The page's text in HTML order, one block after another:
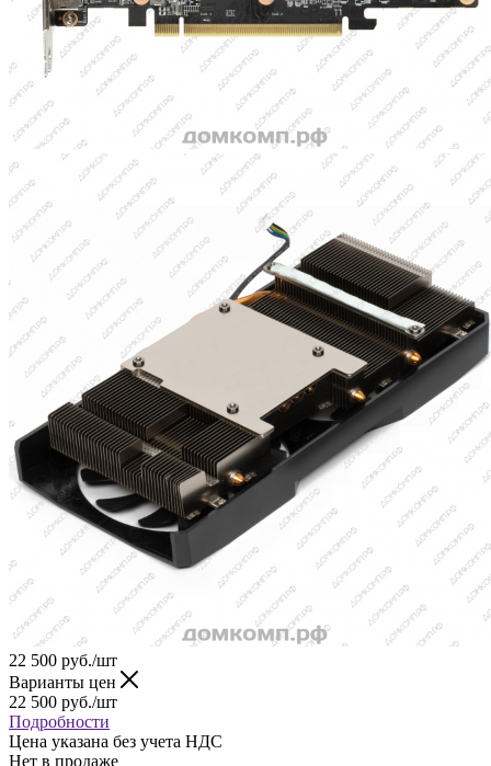
22 500 руб./шт
Варианты цен
22 500 руб./шт
Подробности
Цена указана без учета НДС
Нет в продаже